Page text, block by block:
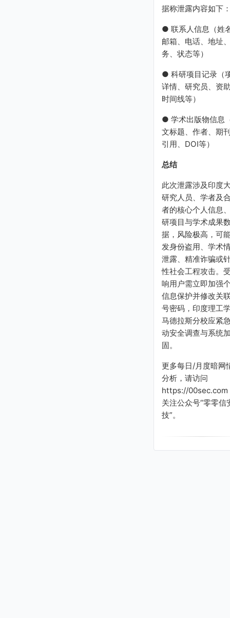
据称泄露内容如下
● 联系人信息（姓
邮箱、电话、地址
务、状态等）
● 科研项目记录（
详情、研究员、资
时间线等）
● 学术出版物信息
文标题、作者、期
引用、DOI等）
总结
此次泄露涉及印度
研究人员、学者及
者的核心个人信息
研项目与学术成果
据，风险极高，可
发身份盗用、学术
泄露、精准诈骗或
性社会工程攻击。
响用户需立即加强
信息保护并修改关
号密码，印度理工
马德拉斯分校应紧
动安全调查与系统
固。
更多每日/月度暗网
分析，请访问
https://00sec.com
关注公众号“零零信
技”。